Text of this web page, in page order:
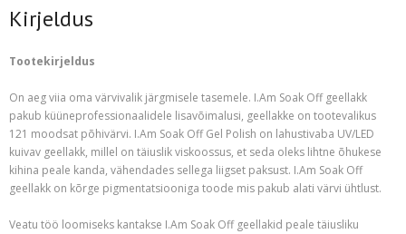
Kirjeldus
Tootekirjeldus
On aeg viia oma värvivalik järgmisele tasemele. I.Am Soak Off geellakk
pakub küüneprofessionaalidele lisavõimalusi, geellakke on tootevalikus
121 moodsat põhivärvi. I.Am Soak Off Gel Polish on lahustivaba UV/LED
kuivav geellakk, millel on täiuslik viskoossus, et seda oleks lihtne õhukese
kihina peale kanda, vähendades sellega liigset paksust. I.Am Soak Off
geellakk on kõrge pigmentatsiooniga toode mis pakub alati värvi ühtlust.
Veatu töö loomiseks kantakse I.Am Soak Off geellakid peale täiusliku